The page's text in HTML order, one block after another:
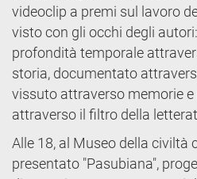
videoclip a premi sul lavoro
visto con gli occhi degli
profondità temporale
storia, documentato
vissuto attraverso memorie
attraverso il filtro della
Alle 18, al Museo della civiltà
presentato "Pasubiana",